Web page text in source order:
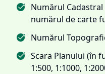
Numărul
numărul de carte
Numărul
Scara Planului (în
1:500, 1:1000,